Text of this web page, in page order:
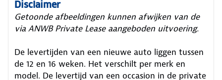
Disclaimer
Getoonde afbeeldingen kunnen afwijken van de
via ANWB Private Lease aangeboden uitvoering.
De levertijden van een nieuwe auto liggen tussen
de 12 en 16 weken. Het verschilt per merk en
model. De levertijd van een occasion in de private